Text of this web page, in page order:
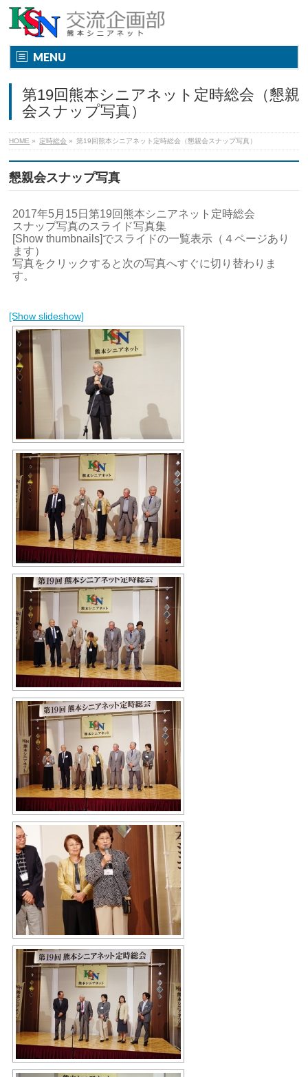
MENU
第19回熊本シニアネット定時総会（懇親
会スナップ写真）
HOME » 定時総会 » 第19回熊本シニアネット定時総会（懇親会スナップ写真）
懇親会スナップ写真
2017年5月15日第19回熊本シニアネット定時総会
スナップ写真のスライド写真集
[Show thumbnails]でスライドの一覧表示（４ページあり
ます）
写真をクリックすると次の写真へすぐに切り替わりま
す。
[Show slideshow]